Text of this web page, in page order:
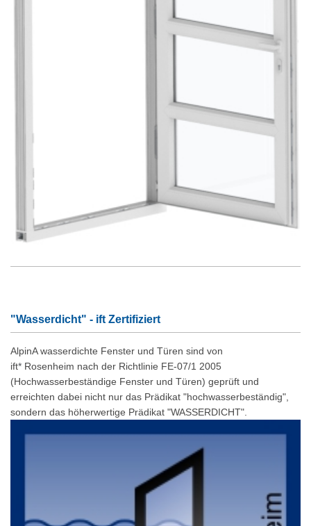
"Wasserdicht" - ift Zertifiziert
AlpinA wasserdichte Fenster und Türen sind von
ift* Rosenheim nach der Richtlinie FE-07/1 2005
(Hochwasserbeständige Fenster und Türen) geprüft und
erreichten dabei nicht nur das Prädikat "hochwasserbeständig",
sondern das höherwertige Prädikat "WASSERDICHT".